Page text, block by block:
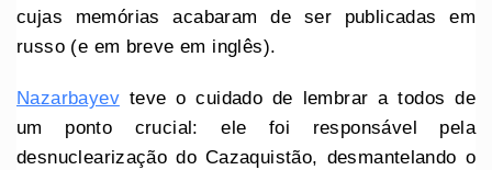
cujas memórias acabaram de ser publicadas em
russo (e em breve em inglês).
Nazarbayevteve o cuidado de lembrar a todos de
um ponto crucial: ele foi responsável pela
desnuclearização do Cazaquistão, desmantelando o